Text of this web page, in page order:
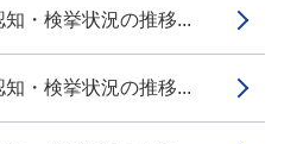
・検挙状況の推移...
・検挙状況の推移...